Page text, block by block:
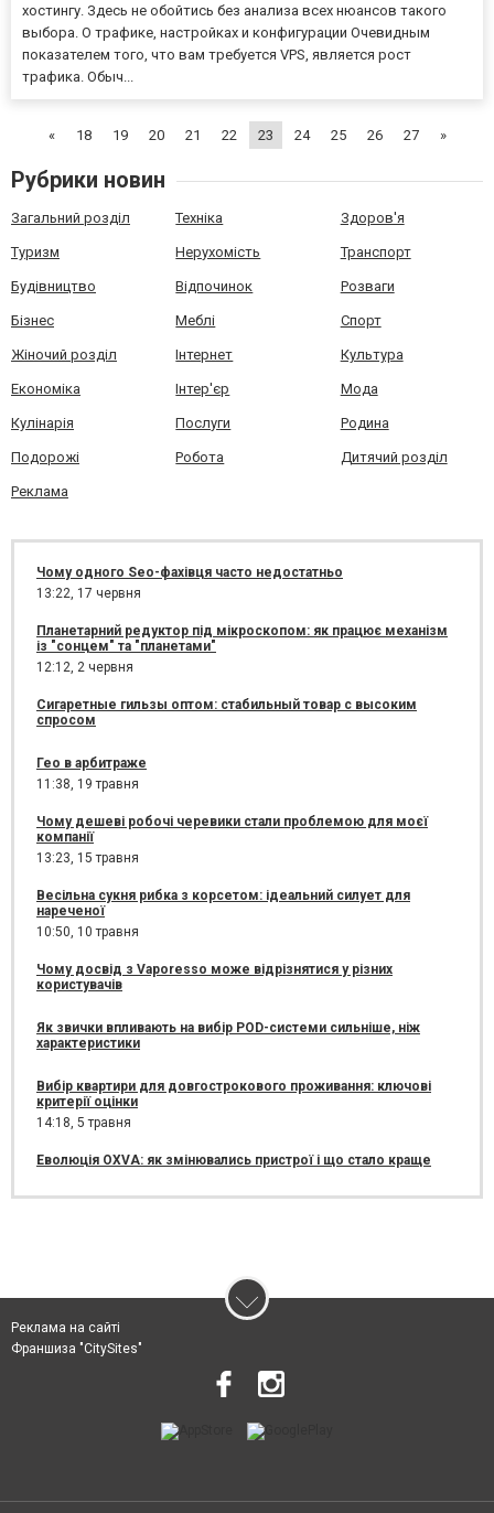
хостингу. Здесь не обойтись без анализа всех нюансов такого
выбора. О трафике, настройках и конфигурации Очевидным
показателем того, что вам требуется VPS, является рост
трафика. Обыч...
« 18 19 20 21 22 23 24 25 26 27 »
Рубрики новин
Загальний розділ Техніка Здоров'я
Туризм Нерухомість Транспорт
Будівництво Відпочинок Розваги
Бізнес Меблі Спорт
Жіночий розділ Інтернет Культура
Економіка Інтер'єр Мода
Кулінарія Послуги Родина
Подорожі Робота Дитячий розділ
Реклама
Чому одного Seo-фахівця часто недостатньо
13:22, 17 червня
Планетарний редуктор під мікроскопом: як працює механізм
із "сонцем" та "планетами"
12:12, 2 червня
Сигаретные гильзы оптом: стабильный товар с высоким
спросом
Гео в арбитраже
11:38, 19 травня
Чому дешеві робочі черевики стали проблемою для моєї
компанії
13:23, 15 травня
Весільна сукня рибка з корсетом: ідеальний силует для
нареченої
10:50, 10 травня
Чому досвід з Vaporesso може відрізнятися у різних
користувачів
Як звички впливають на вибір POD-системи сильніше, ніж
характеристики
Вибір квартири для довгострокового проживання: ключові
критерії оцінки
14:18, 5 травня
Еволюція OXVA: як змінювались пристрої і що стало краще
Реклама на сайті
Франшиза "CitySites"